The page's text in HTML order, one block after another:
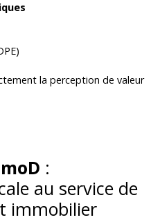
la perception de valeur
:
au service de
immobilier